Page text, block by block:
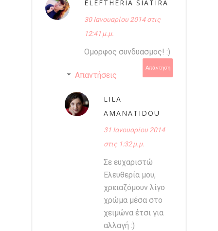
ELEFTHERIA SIATIRA
30 Ιανουαρίου 2014 στις
12:41 μ.μ.
Ομορφος συνδυασμος! :)
Απάντηση
Απαντήσεις
LILA
AMANATIDOU
31 Ιανουαρίου 2014
στις 1:32 μ.μ.
Σε ευχαριστώ
Ελευθερία μου,
χρειαζόμουν λίγο
χρώμα μέσα στο
χειμώνα έτσι για
αλλαγή :)